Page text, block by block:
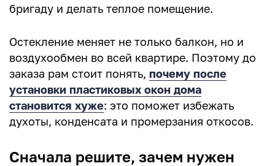
бригаду и делать теплое помещение.
Остекление меняет не только балкон, но и
воздухообмен во всей квартире. Поэтому до
заказа рам стоит понять, почему после
установки пластиковых окон дома
становится хуже: это поможет избежать
духоты, конденсата и промерзания откосов.
Сначала решите, зачем нужен